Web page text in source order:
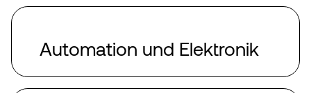
Automation und Elektronik